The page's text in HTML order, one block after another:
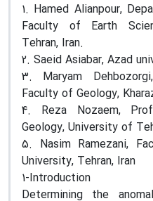
1. Hamed Alianpour,
Faculty of Earth
Tehran, Iran.
2. Saeid Asiabar, Azad
3. Maryam
Faculty of Geology,
4. Reza Nozaem,
Geology, University of
5. Nasim Ramezani,
University, Tehran, Iran
1-Introduction
Determining the